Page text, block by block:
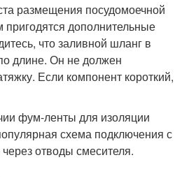
размещения посудомоечной
дополнительные
что заливной шланг в
длине. Он не должен
Если компонент короткий,
фум-ленты для изоляции
схема подключения с
отводы смесителя.